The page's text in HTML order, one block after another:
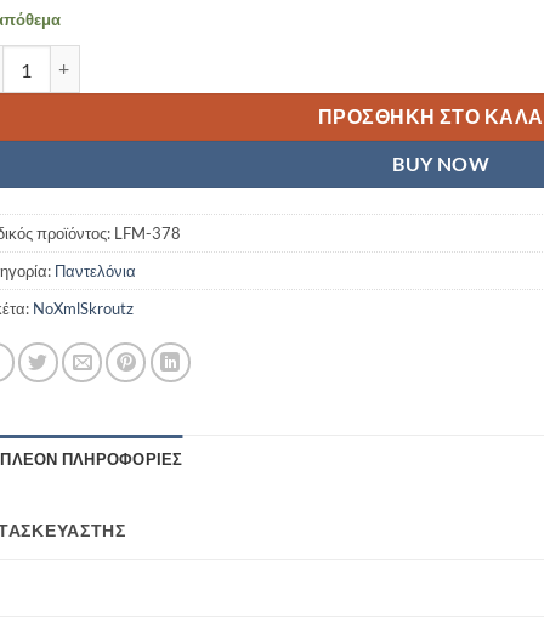
ΠΡΟΣΘΉΚΗ ΣΤΟ
BUY NOW
προϊόντος: LFM-378
Παντελόνια
NoXmlSkroutz
ΠΛΗΡΟΦΟΡΊΕΣ